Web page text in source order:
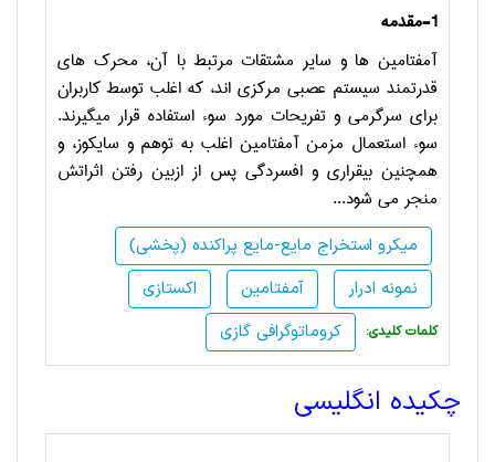
1-مقدمه
آمفتامین ها و سایر مشتقات مرتبط با آن، محرک های
قدرتمند سیستم عصبی مرکزی اند، که اغلب توسط کاربران
برای سرگرمی و تفریحات مورد سوء استفاده قرار میگیرند.
سوء استعمال مزمن آمفتامین اغلب به توهم و سایکوز، و
همچنین بیقراری و افسردگی پس از ازبین رفتن اثراتش
منجر می شود...
میکرو استخراج مایع-مایع پراکنده (پخشی)
اکستازی
آمفتامین
نمونه ادرار
کروماتوگرافی گازی
:کلمات کلیدی
چکیده انگلیسی